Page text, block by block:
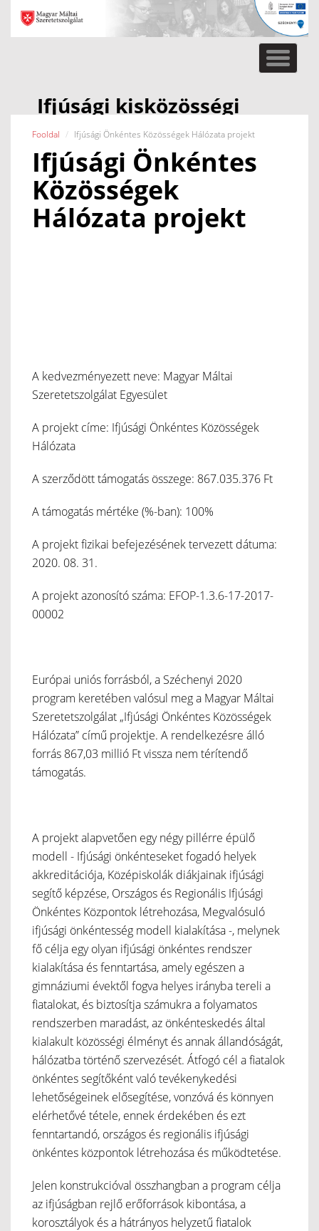
Toggle
Ifjúsági kisközösségi
együttműködések
támogatása projekt
Fooldal Ifjúsági Önkéntes Közösségek Hálózata projekt
Ifjúsági Önkéntes
Közösségek
Hálózata projekt
A kedvezményezett neve: Magyar Máltai
Szeretetszolgálat Egyesület
A projekt címe: Ifjúsági Önkéntes Közösségek
Hálózata
A szerződött támogatás összege: 867.035.376 Ft
A támogatás mértéke (%-ban): 100%
A projekt fizikai befejezésének tervezett dátuma:
2020. 08. 31.
A projekt azonosító száma: EFOP-1.3.6-17-2017-
00002
Európai uniós forrásból, a Széchenyi 2020
program keretében valósul meg a Magyar Máltai
Szeretetszolgálat „Ifjúsági Önkéntes Közösségek
Hálózata” című projektje. A rendelkezésre álló
forrás 867,03 millió Ft vissza nem térítendő
támogatás.
A projekt alapvetően egy négy pillérre épülő
modell - Ifjúsági önkénteseket fogadó helyek
akkreditációja, Középiskolák diákjainak ifjúsági
segítő képzése, Országos és Regionális Ifjúsági
Önkéntes Központok létrehozása, Megvalósuló
ifjúsági önkéntesség modell kialakítása -, melynek
fő célja egy olyan ifjúsági önkéntes rendszer
kialakítása és fenntartása, amely egészen a
gimnáziumi évektől fogva helyes irányba tereli a
fiatalokat, és biztosítja számukra a folyamatos
rendszerben maradást, az önkénteskedés által
kialakult közösségi élményt és annak állandóságát,
hálózatba történő szervezését. Átfogó cél a fiatalok
önkéntes segítőként való tevékenykedési
lehetőségeinek elősegítése, vonzóvá és könnyen
elérhetővé tétele, ennek érdekében és ezt
fenntartandó, országos és regionális ifjúsági
önkéntes központok létrehozása és működtetése.
Jelen konstrukcióval összhangban a program célja
az ifjúságban rejlő erőforrások kibontása, a
korosztályok és a hátrányos helyzetű fiatalok